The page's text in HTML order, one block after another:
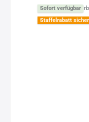
Sofort verfügbar
Staffelrabatt